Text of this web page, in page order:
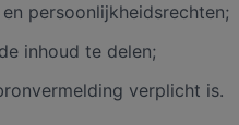
persoonlijkheidsrechten;
inhoud te delen;
verplicht is.